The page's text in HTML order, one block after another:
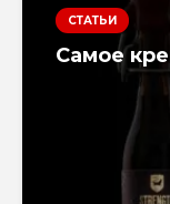
СТАТЬИ
Самое